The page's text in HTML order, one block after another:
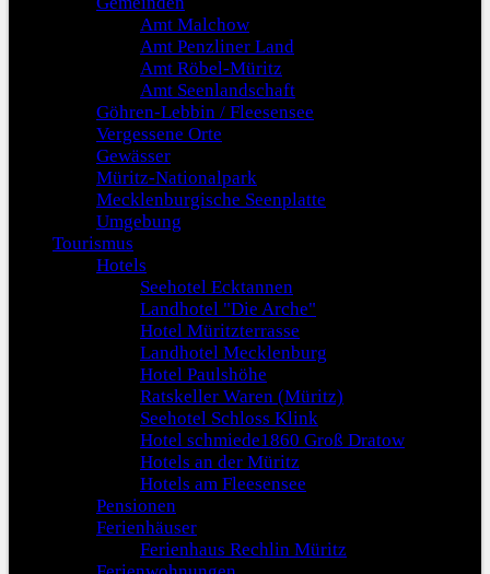
Amt Malchow
Amt Penzliner Land
Amt Röbel-Müritz
Amt Seenlandschaft
Göhren-Lebbin / Fleesensee
Vergessene Orte
Gewässer
Müritz-Nationalpark
Mecklenburgische Seenplatte
Umgebung
Tourismus
Hotels
Seehotel Ecktannen
Landhotel "Die Arche"
Hotel Müritzterrasse
Landhotel Mecklenburg
Hotel Paulshöhe
Ratskeller Waren (Müritz)
Seehotel Schloss Klink
Hotel schmiede1860 Groß Dratow
Hotels an der Müritz
Hotels am Fleesensee
Pensionen
Ferienhäuser
Ferienhaus Rechlin Müritz